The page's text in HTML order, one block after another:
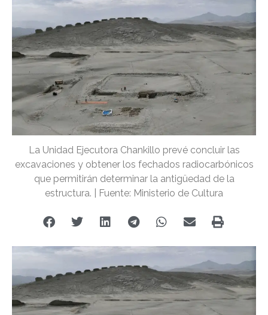
La Unidad Ejecutora Chankillo prevé concluir las
excavaciones y obtener los fechados radiocarbónicos
que permitirán determinar la antigüedad de la
estructura. | Fuente: Ministerio de Cultura